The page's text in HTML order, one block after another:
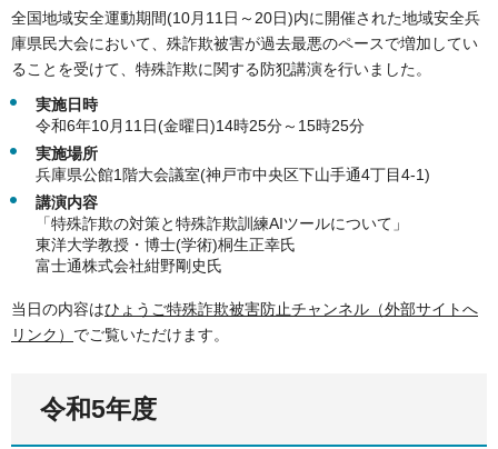
全国地域安全運動期間(10月11日～20日)内に開催された地域安全兵
庫県民大会において、殊詐欺被害が過去最悪のペースで増加してい
ることを受けて、特殊詐欺に関する防犯講演を行いました。
実施日時
令和6年10月11日(金曜日)14時25分～15時25分
実施場所
兵庫県公館1階大会議室(神戸市中央区下山手通4丁目4-1)
講演内容
「特殊詐欺の対策と特殊詐欺訓練AIツールについて」
東洋大学教授・博士(学術)桐生正幸氏
富士通株式会社紺野剛史氏
当日の内容はひょうご特殊詐欺被害防止チャンネル（外部サイトへ
リンク） でご覧いただけます。
令和5年度